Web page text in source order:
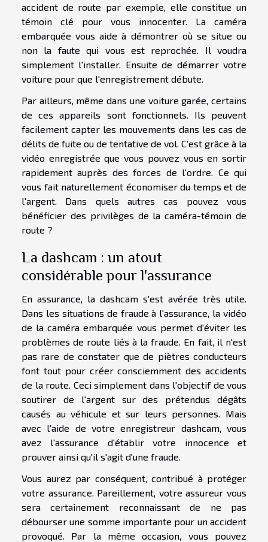
accident de route par exemple, elle constitue un
témoin clé pour vous innocenter. La caméra
embarquée vous aide à démontrer où se situe ou
non la faute qui vous est reprochée. Il voudra
simplement l'installer. Ensuite de démarrer votre
voiture pour que l'enregistrement débute.
Par ailleurs, même dans une voiture garée, certains
de ces appareils sont fonctionnels. Ils peuvent
facilement capter les mouvements dans les cas de
délits de fuite ou de tentative de vol. C'est grâce à la
vidéo enregistrée que vous pouvez vous en sortir
rapidement auprès des forces de l'ordre. Ce qui
vous fait naturellement économiser du temps et de
l'argent. Dans quels autres cas pouvez vous
bénéficier des privilèges de la caméra-témoin de
route ?
La dashcam : un atout
considérable pour l'assurance
En assurance, la dashcam s'est avérée très utile.
Dans les situations de fraude à l'assurance, la vidéo
de la caméra embarquée vous permet d'éviter les
problèmes de route liés à la fraude. En fait, il n'est
pas rare de constater que de piètres conducteurs
font tout pour créer consciemment des accidents
de la route. Ceci simplement dans l'objectif de vous
soutirer de l'argent sur des prétendus dégâts
causés au véhicule et sur leurs personnes. Mais
avec l'aide de votre enregistreur dashcam, vous
avez l'assurance d'établir votre innocence et
prouver ainsi qu'il s'agit d'une fraude.
Vous aurez par conséquent, contribué à protéger
votre assurance. Pareillement, votre assureur vous
sera certainement reconnaissant de ne pas
débourser une somme importante pour un accident
provoqué. Par la même occasion, vous pouvez